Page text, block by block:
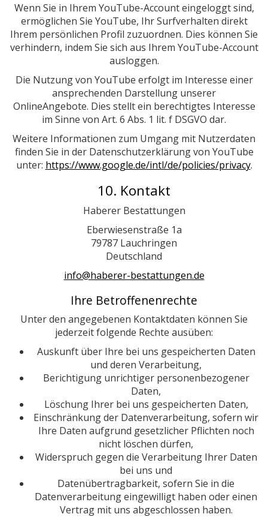
Wenn Sie in Ihrem YouTube-Account eingeloggt sind,
ermöglichen Sie YouTube, Ihr Surfverhalten direkt
Ihrem persönlichen Profil zuzuordnen. Dies können Sie
verhindern, indem Sie sich aus Ihrem YouTube-Account
ausloggen.
Die Nutzung von YouTube erfolgt im Interesse einer
ansprechenden Darstellung unserer
OnlineAngebote. Dies stellt ein berechtigtes Interesse
im Sinne von Art. 6 Abs. 1 lit. f DSGVO dar.
Weitere Informationen zum Umgang mit Nutzerdaten
finden Sie in der Datenschutzerklärung von YouTube
unter: https://www.google.de/intl/de/policies/privacy.
10. Kontakt
Haberer Bestattungen
Eberwiesenstraße 1a
79787 Lauchringen
Deutschland
info@haberer-bestattungen.de
Ihre Betroffenenrechte
Unter den angegebenen Kontaktdaten können Sie
jederzeit folgende Rechte ausüben:
Auskunft über Ihre bei uns gespeicherten Daten
und deren Verarbeitung,
Berichtigung unrichtiger personenbezogener
Daten,
Löschung Ihrer bei uns gespeicherten Daten,
Einschränkung der Datenverarbeitung, sofern wir
Ihre Daten aufgrund gesetzlicher Pflichten noch
nicht löschen dürfen,
Widerspruch gegen die Verarbeitung Ihrer Daten
bei uns und
Datenübertragbarkeit, sofern Sie in die
Datenverarbeitung eingewilligt haben oder einen
Vertrag mit uns abgeschlossen haben.